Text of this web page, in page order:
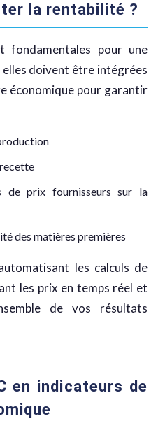
la rentabilité ?
fondamentales pour une
doivent être intégrées
économique pour garantir
de prix fournisseurs sur la
des matières premières
les calculs de
les prix en temps réel et
de vos résultats
en indicateurs de